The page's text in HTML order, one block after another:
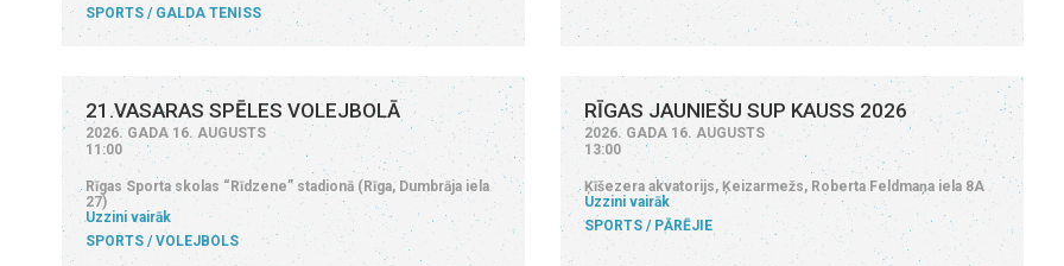
SPORTS
GALDA TENISS
21.VASARAS SPĒLES VOLEJBOLĀ
2026. GADA 16. AUGUSTS
11:00
Rīgas Sporta skolas “Rīdzene” stadionā (Rīga, Dumbrāja iela
27)
Uzzini vairāk
SPORTS
VOLEJBOLS
RĪGAS JAUNIEŠU SUP KAUSS 2026
2026. GADA 16. AUGUSTS
13:00
Ķīšezera akvatorijs, Ķeizarmežs, Roberta Feldmaņa iela 8A
Uzzini vairāk
SPORTS
PĀRĒJIE